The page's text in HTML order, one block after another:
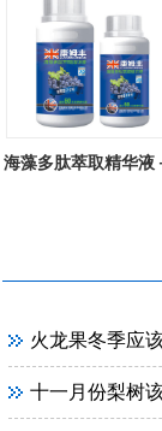
海藻多肽萃取精华液
火龙果冬季应该
十一月份梨树该如